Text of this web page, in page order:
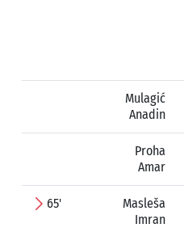
Mulagić
Anadin
Proha
Amar
65'
Masleša
Imran